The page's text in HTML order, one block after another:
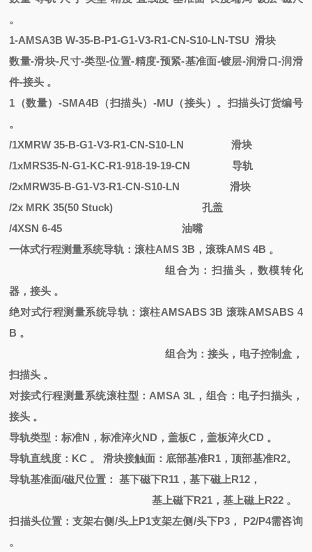
。
1-AMSA3B W-35-B-P1-G1-V3-R1-CN-S10-LN-TSU 滑块
数量-滑块-尺寸-类型-位置-精度-预紧-基准面-镀层-润滑口-润滑
件-接头 。
1（数量）-SMA4B（扫描头）-MU（接头）。扫描头订货编号
。
/1XMRW 35-B-G1-V3-R1-CN-S10-LN
滑块
/1xMRS35-N-G1-KC-R1-918-19-19-CN
导轨
/2xMRW35-B-G1-V3-R1-CN-S10-LN
滑块
/2x MRK 35(50 Stuck)
孔盖
/4XSN 6-45
油嘴
一体式行程测量系统导轨：滚柱AMS 3B，滚珠AMS 4B 。
组合为：扫描头，数模转化
器，接头 。
绝对式行程测量系统导轨：滚柱AMSABS 3B 滚珠AMSABS 4
B 。
组合为：接头，电子控制盒，
扫描头 。
对接式行程测量系统滚柱型： AMSA 3L，组合：电子扫描头，
接头 。
导轨类型：标准N，标准淬火ND，盖板C，盖板淬火CD 。
导轨直线度： KC 。 滑块接触面：底部基准R1，顶部基准R2。
导轨基准面/磁尺位置： 基下磁下R11，基下磁上R12，
基上磁下R21，基上磁上R22 。
扫描头位置：支架右侧/头上P1支架左侧/头下P3， P2/P4需咨询
。